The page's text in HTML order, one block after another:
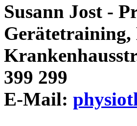
Susann Jost -
Gerätetraining,
399 299
E-Mail: